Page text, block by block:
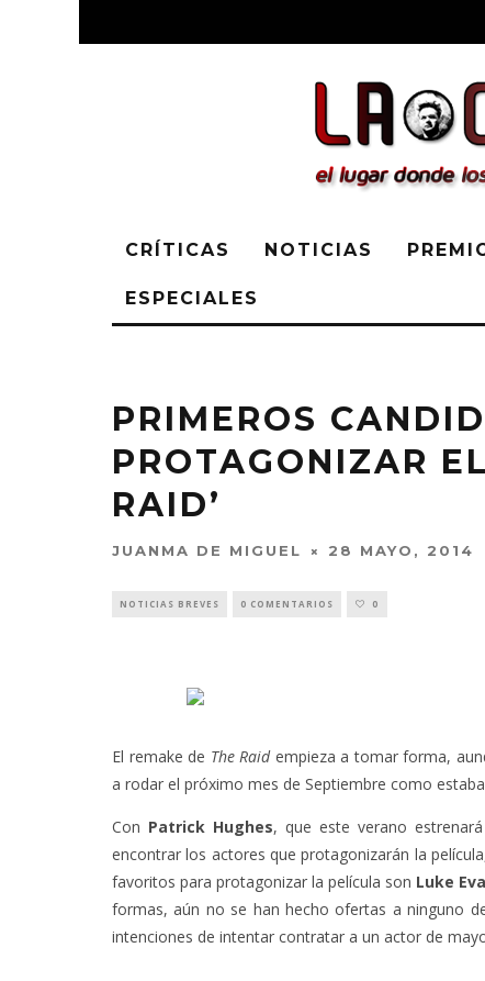
CRÍTICAS NOTICIAS
ESPECIALES
PRIMEROS
PROTAGONIZAR
RAID’
JUANMA DE MIGUEL 28 MAYO, 2014
NOTICIAS BREVES 0 COMENTARIOS 0
El remake de The Raidempieza a tomar forma,
a rodar el próximo mes de Septiembre como
Con Patrick Hughes, que este verano estrenará
encontrar los actores que protagonizarán la
favoritos para protagonizar la película son Luke
formas, aún no se han hecho ofertas a ninguno
intenciones de intentar contratar a un actor de